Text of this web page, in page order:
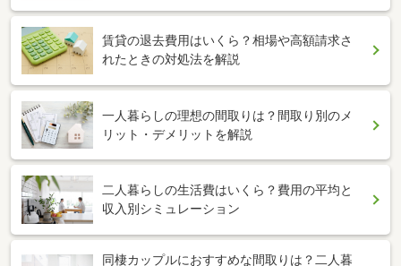
賃貸の退去費用はいくら？相場や高額請求さ
れたときの対処法を解説
一人暮らしの理想の間取りは？間取り別のメ
リット・デメリットを解説
二人暮らしの生活費はいくら？費用の平均と
収入別シミュレーション
同棲カップルにおすすめな間取りは？二人暮